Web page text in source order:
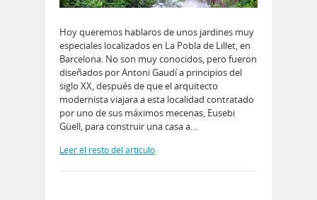
Hoy queremos hablaros de unos jardines muy
especiales localizados en La Pobla de Lillet, en
Barcelona. No son muy conocidos, pero fueron
diseñados por Antoni Gaudí a principios del
siglo XX, después de que el arquitecto
modernista viajara a esta localidad contratado
por uno de sus máximos mecenas, Eusebi
Güell, para construir una casa a…
Leer el resto del artículo